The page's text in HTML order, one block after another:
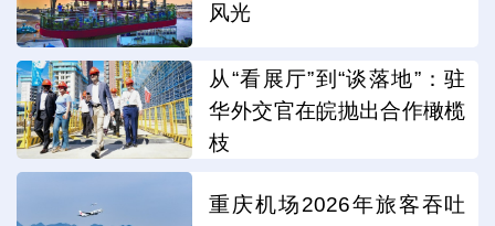
风光
从“看展厅”到“谈落地”：驻
华外交官在皖抛出合作橄榄
枝
重庆机场2026年旅客吞吐